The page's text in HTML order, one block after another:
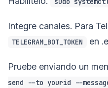
Integre canales. Para
TELEGRAM_BOT_TOKEN en
Pruebe enviando un
send --to yourid --